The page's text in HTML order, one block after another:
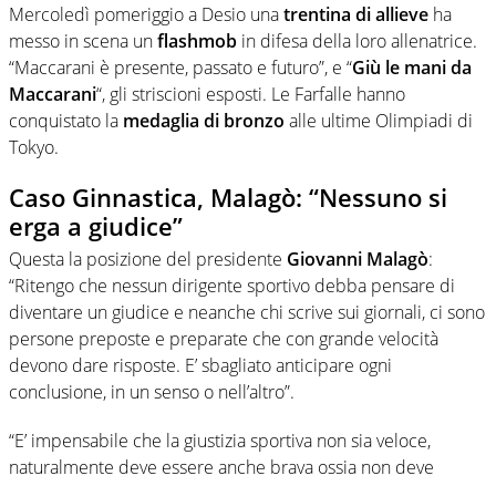
Mercoledì pomeriggio a Desio unatrentina di allieve ha
messo in scena unflashmob in difesa della loro allenatrice.
“Maccarani è presente, passato e futuro”, e “Giù le mani da
Maccarani“, gli striscioni esposti. Le Farfalle hanno
conquistato la medaglia di bronzo alle ultime Olimpiadi di
Tokyo.
Caso Ginnastica, Malagò: “Nessuno si
erga a giudice”
Questa la posizione del presidente Giovanni Malagò:
“Ritengo che nessun dirigente sportivo debba pensare di
diventare un giudice e neanche chi scrive sui giornali, ci sono
persone preposte e preparate che con grande velocità
devono dare risposte. E’ sbagliato anticipare ogni
conclusione, in un senso o nell’altro”.
“E’ impensabile che la giustizia sportiva non sia veloce,
naturalmente deve essere anche brava ossia non deve